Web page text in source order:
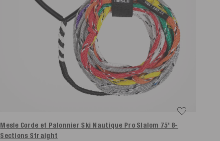
Mesle Corde et Palonnier Ski Nautique Pro Slalom 75' 8-
Sections Straight